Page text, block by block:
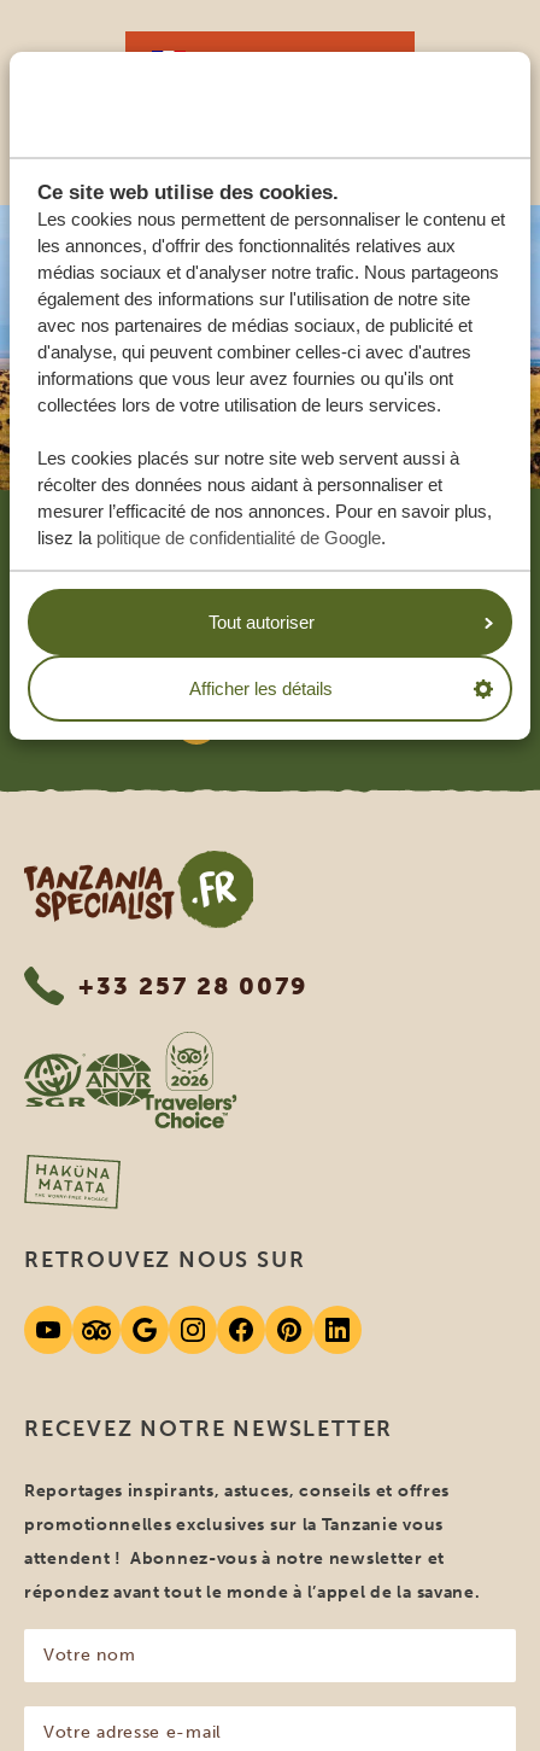
Ce site web utilise des cookies.
Les cookies nous permettent de personnaliser le contenu et
les annonces, d'offrir des fonctionnalités relatives aux
médias sociaux et d'analyser notre trafic. Nous partageons
également des informations sur l'utilisation de notre site
avec nos partenaires de médias sociaux, de publicité et
d'analyse, qui peuvent combiner celles-ci avec d'autres
informations que vous leur avez fournies ou qu'ils ont
collectées lors de votre utilisation de leurs services.
Les cookies placés sur notre site web servent aussi à
récolter des données nous aidant à personnaliser et
mesurer l’efficacité de nos annonces. Pour en savoir plus,
lisez la politique de confidentialité de Google.
Tout autoriser
Afficher les détails
Footer
NOS CLIENTS PARLENT DE TANZANIA
SPECIALIST
4.7/5
1252+ avis
EN LIRE PLUS
Tanzania Specialist
+33 257 28 0079
RECEVEZ NOTRE NEWSLETTER
Reportages inspirants, astuces, conseils et offres
promotionnelles exclusives sur la Tanzanie vous
attendent ! Abonnez-vous à notre newsletter et
répondez avant tout le monde à l’appel de la savane.
nom
(Nécessaire)
adresse
RETROUVEZ NOUS SUR